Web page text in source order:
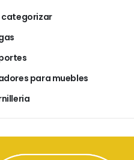
categorizar
para muebles